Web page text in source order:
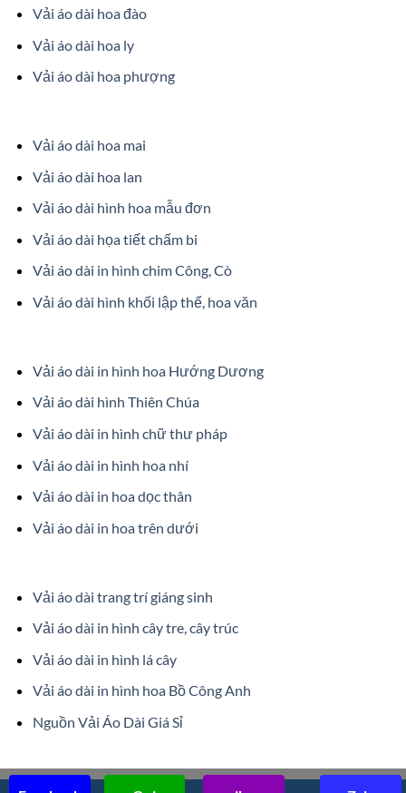
Vải áo dài hoa đào
Vải áo dài hoa ly
Vải áo dài hoa phượng
Vải áo dài hoa mai
Vải áo dài hoa lan
Vải áo dài hình hoa mẫu đơn
Vải áo dài họa tiết chấm bi
Vải áo dài in hình chim Công, Cò
Vải áo dài hình khối lập thể, hoa văn
Vải áo dài in hình hoa Hướng Dương
Vải áo dài hình Thiên Chúa
Vải áo dài in hình chữ thư pháp
Vải áo dài in hình hoa nhí
Vải áo dài in hoa dọc thân
Vải áo dài in hoa trên dưới
Vải áo dài trang trí giáng sinh
Vải áo dài in hình cây tre, cây trúc
Vải áo dài in hình lá cây
Vải áo dài in hình hoa Bồ Công Anh
Nguồn Vải Áo Dài Giá Sỉ